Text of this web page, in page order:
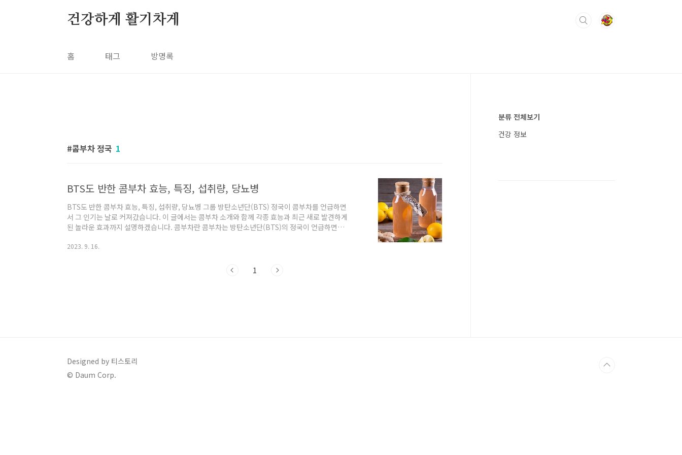
건강하게 활기차게
홈 태그 방명록
콤부차 정국 1
BTS도 반한 콤부차 효능, 특징, 섭취량, 당뇨병
BTS도 반한 콤부차 효능, 특징, 섭취량, 당뇨병 그룹 방탄소년단(BTS) 정국이 콤부차를 언급하면
서 그 인기는 날로 커져갔습니다. 이 글에서는 콤부차 소개와 함께 각종 효능과 최근 새로 발견하게
된 놀라운 효과까지 설명하겠습니다. 콤부차란 콤부차는 방탄소년단(BTS)의 정국이 언급하면서
으로, 그 독특한 맛과 건강에 미치는 영향으로 인기를 얻고 있습니다. 콤부차의 특징 콤부차는 시큼
습니다. 이 음료는 면역력 증강과 위장 건강에 도움을 주며, 소화 증진과 체내 독소 배출을 돕는 효
2023. 9. 16.
1
분류 전체보기
건강 정보
Designed by 티스토리
© Daum Corp.